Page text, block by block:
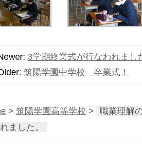
3学期終業式が行なわれまし
筑陽学園中学校 卒業式！
> 筑陽学園高等学校 >
職業理解
ました。